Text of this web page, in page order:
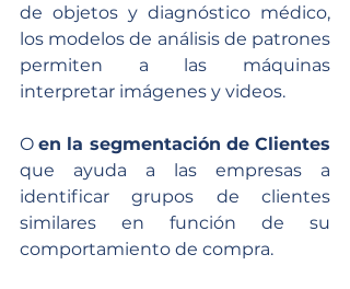
de objetos y diagnóstico médico,
los modelos de análisis de patrones
permiten a las máquinas
interpretar imágenes y videos.
O en la segmentación de Clientes
que ayuda a las empresas a
identificar grupos de clientes
similares en función de su
comportamiento de compra.